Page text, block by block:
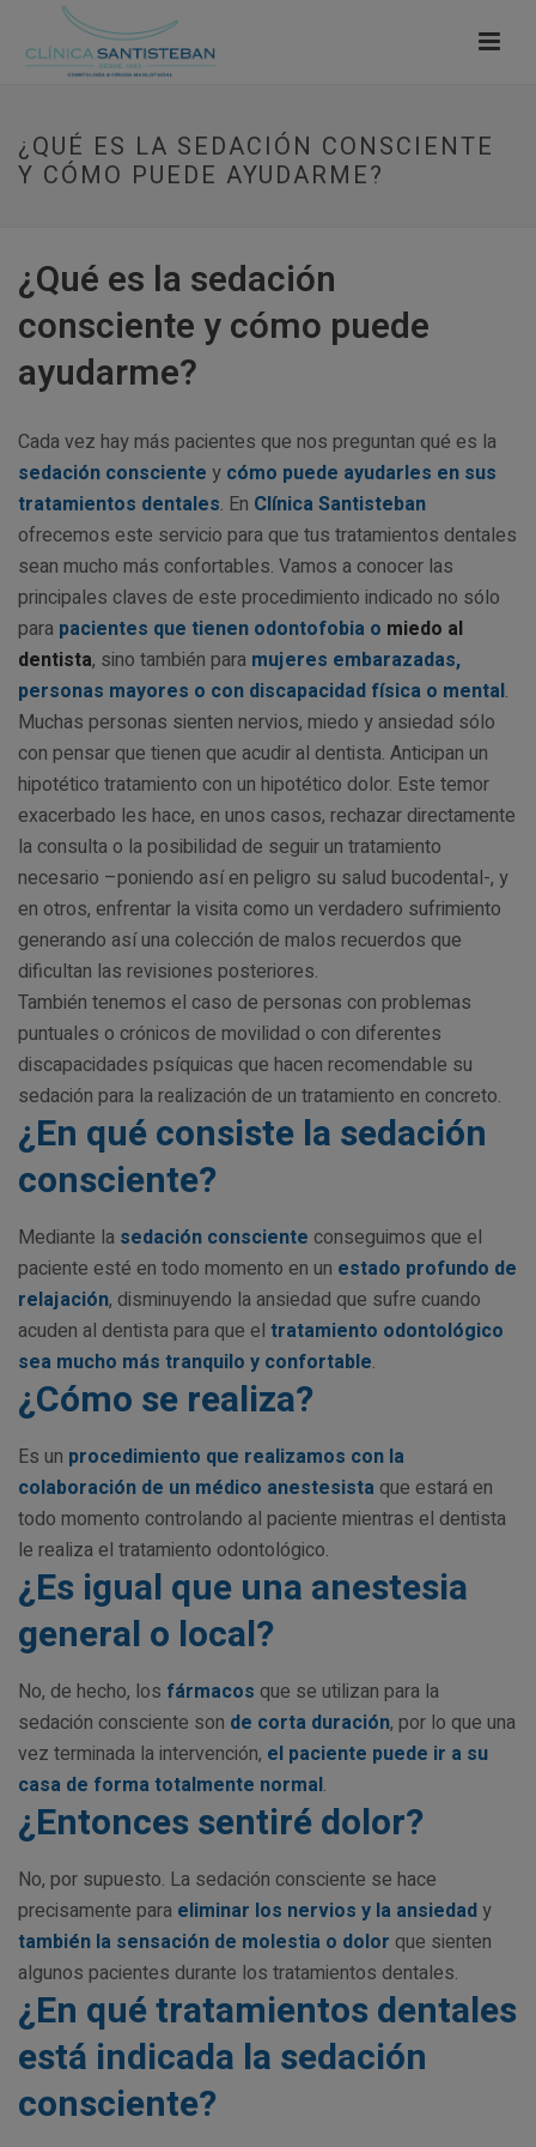
¿QUÉ ES LA SEDACIÓN CONSCIENTE
Y CÓMO PUEDE AYUDARME?
¿Qué es la sedación
consciente y cómo puede
ayudarme?
Cada vez hay más pacientes que nos preguntan qué es la
sedación consciente y cómo puede ayudarles en sus
tratamientos dentales. En Clínica Santisteban
ofrecemos este servicio para que tus tratamientos dentales
sean mucho más confortables. Vamos a conocer las
principales claves de este procedimiento indicado no sólo
para pacientes que tienen odontofobia o miedo al
dentista, sino también para mujeres embarazadas,
personas mayores o con discapacidad física o mental.
Muchas personas sienten nervios, miedo y ansiedad sólo
con pensar que tienen que acudir al dentista. Anticipan un
hipotético tratamiento con un hipotético dolor. Este temor
exacerbado les hace, en unos casos, rechazar directamente
la consulta o la posibilidad de seguir un tratamiento
necesario –poniendo así en peligro su salud bucodental-, y
en otros, enfrentar la visita como un verdadero sufrimiento
generando así una colección de malos recuerdos que
dificultan las revisiones posteriores.
También tenemos el caso de personas con problemas
puntuales o crónicos de movilidad o con diferentes
discapacidades psíquicas que hacen recomendable su
sedación para la realización de un tratamiento en concreto.
¿En qué consiste la sedación
consciente?
Mediante la sedación consciente conseguimos que el
paciente esté en todo momento en un estado profundo de
relajación, disminuyendo la ansiedad que sufre cuando
acuden al dentista para que el tratamiento odontológico
sea mucho más tranquilo y confortable.
¿Cómo se realiza?
Es un procedimiento que realizamos con la
colaboración de un médico anestesista que estará en
todo momento controlando al paciente mientras el dentista
le realiza el tratamiento odontológico.
¿Es igual que una anestesia
general o local?
No, de hecho, los fármacos que se utilizan para la
sedación consciente son de corta duración, por lo que una
vez terminada la intervención, el paciente puede ir a su
casa de forma totalmente normal.
¿Entonces sentiré dolor?
No, por supuesto. La sedación consciente se hace
precisamente para eliminar los nervios y la ansiedady
también la sensación de molestia o dolor que sienten
algunos pacientes durante los tratamientos dentales.
¿En qué tratamientos dentales
está indicada la sedación
consciente?